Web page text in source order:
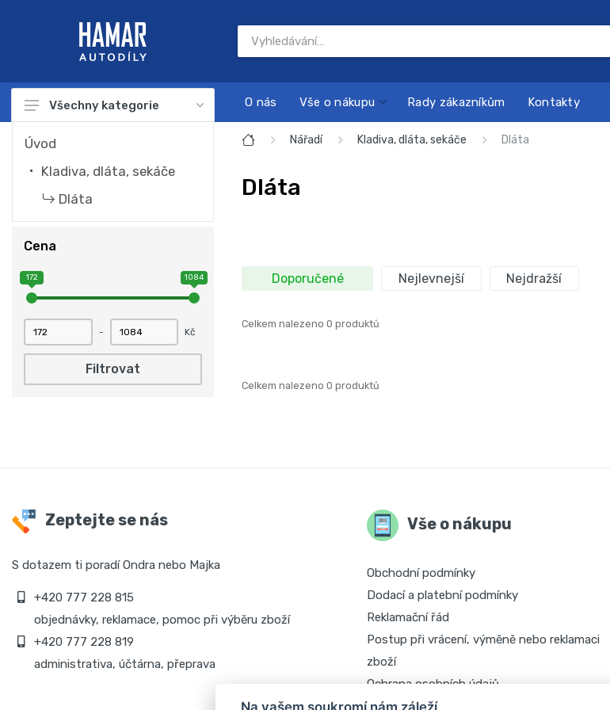
Autodíly
Autokosmetika
Autonabíječky
Náplně a chemie
Nářadí
Startovací zdroje
Všechny kategorie O nás Vše o nákupu Rady zákazníkům Kontakty
Úvod
Kladiva, dláta, sekáče
Dláta
Cena
172 1084
- Kč
Filtrovat
Nářadí Kladiva, dláta, sekáče Dláta
Dláta
Doporučené Nejlevnejší Nejdražší
Celkem nalezeno 0 produktů
Celkem nalezeno 0 produktů
Zeptejte se nás
S dotazem ti poradí Ondra nebo Majka
+420 777 228 815
objednávky, reklamace, pomoc při výběru zboží
+420 777 228 819
administrativa, účtárna, přeprava
Vše o nákupu
Obchodní podmínky
Dodací a platební podmínky
Reklamační řád
Postup při vrácení, výměně nebo reklamaci
zboží
Ochrana osobních údajů
Na vašem soukromí nám záleží